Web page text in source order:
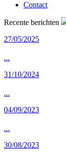
Contact
Recente berichten
27/05/2025
...
31/10/2024
...
04/09/2023
...
30/08/2023